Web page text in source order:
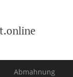
Abmahnung